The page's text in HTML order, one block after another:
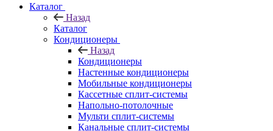
Каталог
Назад
Каталог
Кондиционеры
Назад
Кондиционеры
Настенные кондиционеры
Мобильные кондиционеры
Кассетные сплит-системы
Напольно-потолочные
Мульти сплит-системы
Канальные сплит-системы